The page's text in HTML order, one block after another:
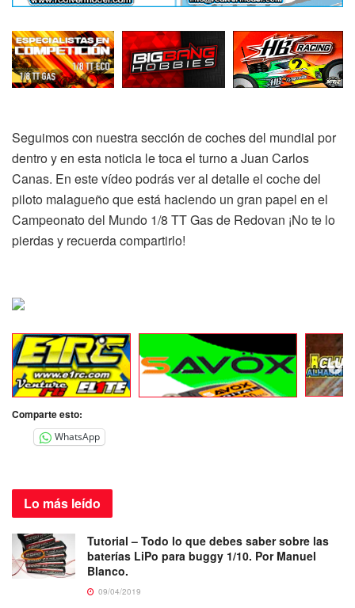
Seguimos con nuestra sección de coches del mundial por
dentro y en esta noticia le toca el turno a Juan Carlos
Canas. En este vídeo podrás ver al detalle el coche del
piloto malagueño que está haciendo un gran papel en el
Campeonato del Mundo 1/8 TT Gas de Redovan ¡No te lo
pierdas y recuerda compartirlo!
Comparte esto:
WhatsApp
Lo más leído
Tutorial – Todo lo que debes saber sobre las
baterías LiPo para buggy 1/10. Por Manuel
Blanco.
09/04/2019